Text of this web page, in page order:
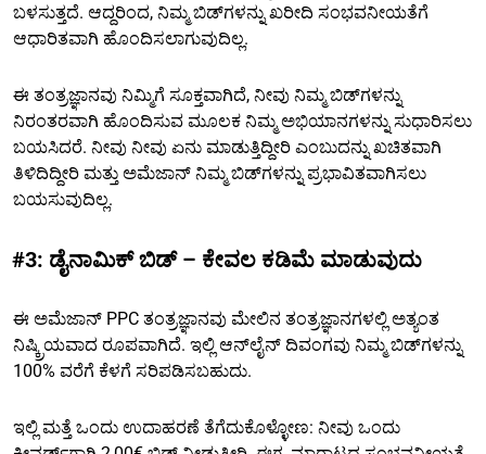
ಬಳಸುತ್ತದೆ. ಆದ್ದರಿಂದ, ನಿಮ್ಮ ಬಿಡ್‌ಗಳನ್ನು ಖರೀದಿ ಸಂಭವನೀಯತೆಗೆ
ಆಧಾರಿತವಾಗಿ ಹೊಂದಿಸಲಾಗುವುದಿಲ್ಲ.
ಈ ತಂತ್ರಜ್ಞಾನವು ನಿಮ್ಮಿಗೆ ಸೂಕ್ತವಾಗಿದೆ, ನೀವು ನಿಮ್ಮ ಬಿಡ್‌ಗಳನ್ನು
ನಿರಂತರವಾಗಿ ಹೊಂದಿಸುವ ಮೂಲಕ ನಿಮ್ಮ ಅಭಿಯಾನಗಳನ್ನು ಸುಧಾರಿಸಲು
ಬಯಸಿದರೆ. ನೀವು ನೀವು ಏನು ಮಾಡುತ್ತಿದ್ದೀರಿ ಎಂಬುದನ್ನು ಖಚಿತವಾಗಿ
ತಿಳಿದಿದ್ದೀರಿ ಮತ್ತು ಅಮೆಜಾನ್ ನಿಮ್ಮ ಬಿಡ್‌ಗಳನ್ನು ಪ್ರಭಾವಿತವಾಗಿಸಲು
ಬಯಸುವುದಿಲ್ಲ.
#3: ಡೈನಾಮಿಕ್ ಬಿಡ್ – ಕೇವಲ ಕಡಿಮೆ ಮಾಡುವುದು
ಈ ಅಮೆಜಾನ್ PPC ತಂತ್ರಜ್ಞಾನವು ಮೇಲಿನ ತಂತ್ರಜ್ಞಾನಗಳಲ್ಲಿ ಅತ್ಯಂತ
ನಿಷ್ಕ್ರಿಯವಾದ ರೂಪವಾಗಿದೆ. ಇಲ್ಲಿ ಆನ್‌ಲೈನ್ ದಿವಂಗವು ನಿಮ್ಮ ಬಿಡ್‌ಗಳನ್ನು
100% ವರೆಗೆ ಕೆಳಗೆ ಸರಿಪಡಿಸಬಹುದು.
ಇಲ್ಲಿ ಮತ್ತೆ ಒಂದು ಉದಾಹರಣೆ ತೆಗೆದುಕೊಳ್ಳೋಣ: ನೀವು ಒಂದು